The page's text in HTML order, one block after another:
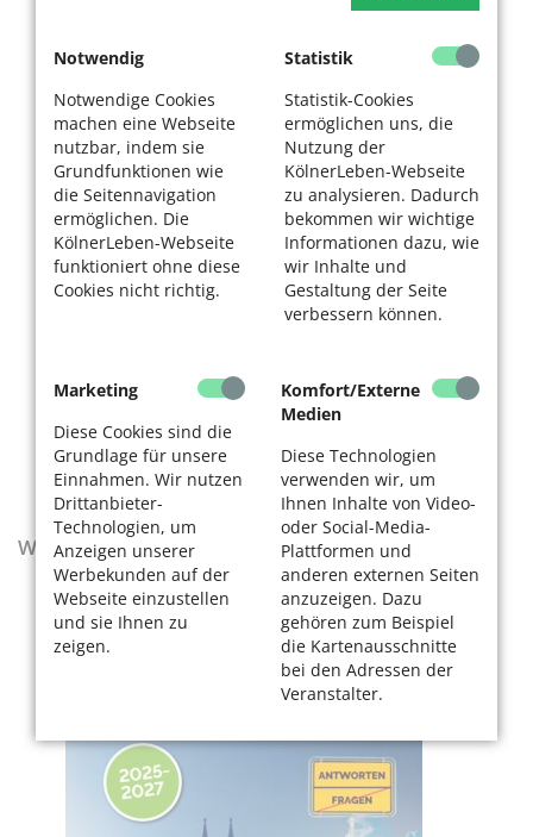
Notwendig
Notwendige Cookies
machen eine Webseite
nutzbar, indem sie
Grundfunktionen wie
die Seitennavigation
ermöglichen. Die
KölnerLeben-Webseite
funktioniert ohne diese
Cookies nicht richtig.
Statistik
Statistik-Cookies
ermöglichen uns, die
Nutzung der
KölnerLeben-Webseite
zu analysieren. Dadurch
bekommen wir wichtige
Informationen dazu, wie
wir Inhalte und
Gestaltung der Seite
verbessern können.
Marketing
Diese Cookies sind die
Grundlage für unsere
Einnahmen. Wir nutzen
Drittanbieter-
Technologien, um
Anzeigen unserer
Werbekunden auf der
Webseite einzustellen
und sie Ihnen zu
zeigen.
Komfort/Externe
Medien
Diese Technologien
verwenden wir, um
Ihnen Inhalte von Video-
oder Social-Media-
Plattformen und
anderen externen Seiten
anzuzeigen. Dazu
gehören zum Beispiel
die Kartenausschnitte
bei den Adressen der
Veranstalter.
Wegweiser - Aktualisierte Ausgabe 2025–2027